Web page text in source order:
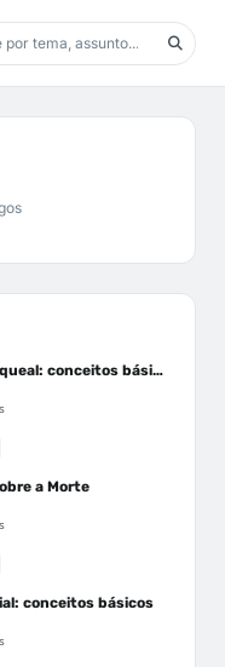
Intubação Orotraqueal: conceitos básicos
a Morte
conceitos básicos